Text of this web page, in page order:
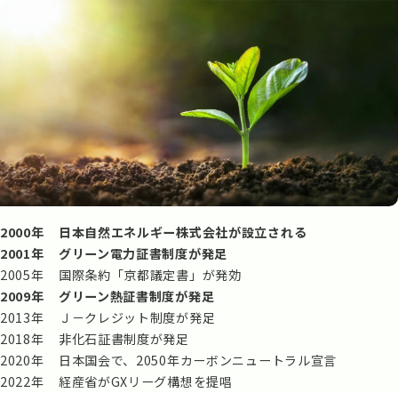
2000年
日本自然エネルギー株式会社が設立される
2001年
グリーン電力証書制度が発足
2005年
国際条約「京都議定書」が発効
2009年
グリーン熱証書制度が発足
2013年
Ｊ－クレジット制度が発足
2018年
非化石証書制度が発足
2020年
日本国会で、2050年カーボンニュートラル宣言
2022年
経産省がGXリーグ構想を提唱